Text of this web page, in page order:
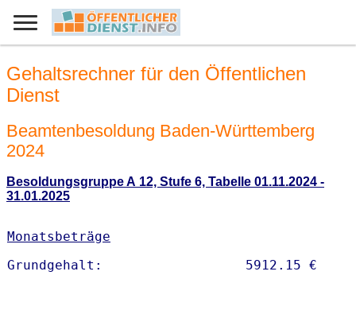
Gehaltsrechner für den Öffentlichen
Dienst
Beamtenbesoldung Baden-Württemberg
2024
Besoldungsgruppe A 12, Stufe 6, Tabelle 01.11.2024 -
31.01.2025
Monatsbeträge